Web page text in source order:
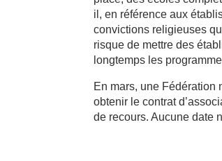
il, en référence aux
convictions religieuses
risque de mettre des
longtemps les
En mars, une Fédération
obtenir le contrat
de recours. Aucune date